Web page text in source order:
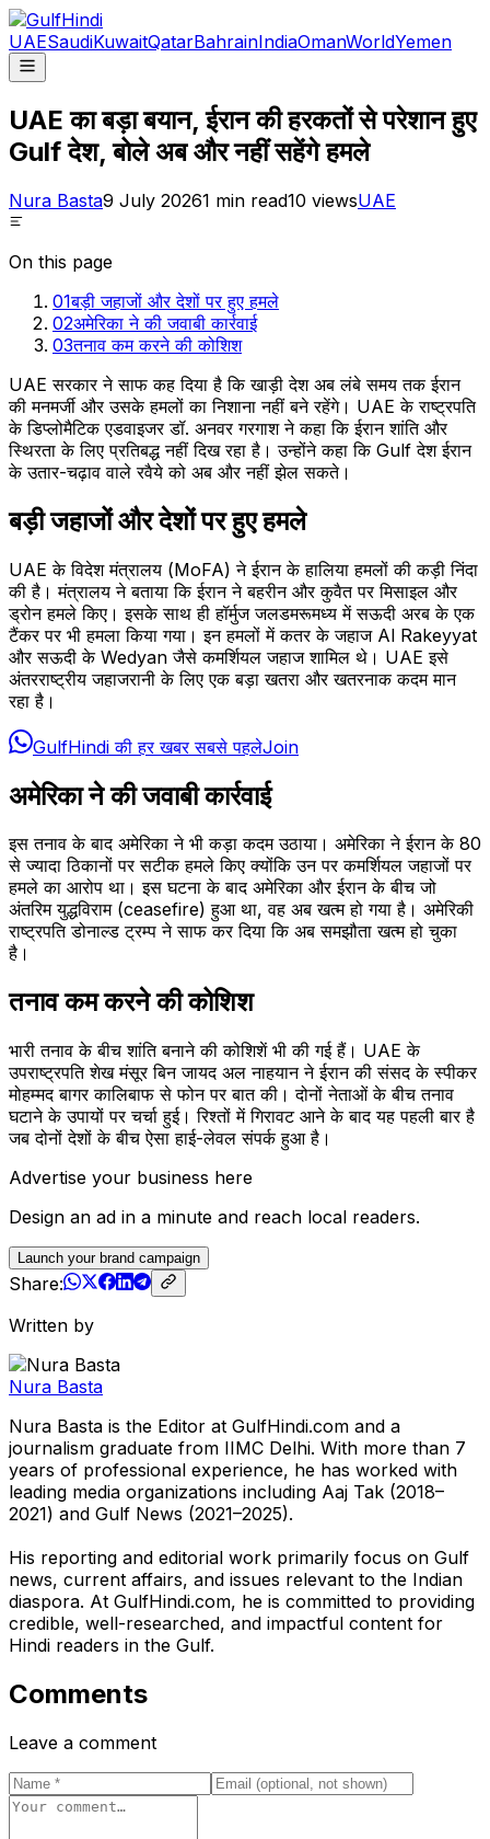
UAESaudiKuwaitQatarBahrainIndiaOmanWorldYemen
UAE का बड़ा बयान, ईरान की हरकतों से परेशान हुए
Gulf देश, बोले अब और नहीं सहेंगे हमले
Nura Basta9 July 20261 min read10 viewsUAE
On this page
01बड़ी जहाजों और देशों पर हुए हमले
02अमेरिका ने की जवाबी कार्रवाई
03तनाव कम करने की कोशिश
UAE सरकार ने साफ कह दिया है कि खाड़ी देश अब लंबे समय तक ईरान
की मनमर्जी और उसके हमलों का निशाना नहीं बने रहेंगे। UAE के राष्ट्रपति
के डिप्लोमैटिक एडवाइजर डॉ. अनवर गरगाश ने कहा कि ईरान शांति और
स्थिरता के लिए प्रतिबद्ध नहीं दिख रहा है। उन्होंने कहा कि Gulf देश ईरान
के उतार-चढ़ाव वाले रवैये को अब और नहीं झेल सकते।
बड़ी जहाजों और देशों पर हुए हमले
UAE के विदेश मंत्रालय (MoFA) ने ईरान के हालिया हमलों की कड़ी निंदा
की है। मंत्रालय ने बताया कि ईरान ने बहरीन और कुवैत पर मिसाइल और
ड्रोन हमले किए। इसके साथ ही हॉर्मुज जलडमरूमध्य में सऊदी अरब के एक
टैंकर पर भी हमला किया गया। इन हमलों में कतर के जहाज Al Rakeyyat
और सऊदी के Wedyan जैसे कमर्शियल जहाज शामिल थे। UAE इसे
अंतरराष्ट्रीय जहाजरानी के लिए एक बड़ा खतरा और खतरनाक कदम मान
रहा है।
GulfHindi की हर खबर सबसे पहलेJoin
अमेरिका ने की जवाबी कार्रवाई
इस तनाव के बाद अमेरिका ने भी कड़ा कदम उठाया। अमेरिका ने ईरान के 80
से ज्यादा ठिकानों पर सटीक हमले किए क्योंकि उन पर कमर्शियल जहाजों पर
हमले का आरोप था। इस घटना के बाद अमेरिका और ईरान के बीच जो
अंतरिम युद्धविराम (ceasefire) हुआ था, वह अब खत्म हो गया है। अमेरिकी
राष्ट्रपति डोनाल्ड ट्रम्प ने साफ कर दिया कि अब समझौता खत्म हो चुका
है।
तनाव कम करने की कोशिश
भारी तनाव के बीच शांति बनाने की कोशिशें भी की गई हैं। UAE के
उपराष्ट्रपति शेख मंसूर बिन जायद अल नाहयान ने ईरान की संसद के स्पीकर
मोहम्मद बागर कालिबाफ से फोन पर बात की। दोनों नेताओं के बीच तनाव
घटाने के उपायों पर चर्चा हुई। रिश्तों में गिरावट आने के बाद यह पहली बार है
जब दोनों देशों के बीच ऐसा हाई-लेवल संपर्क हुआ है।
Advertise your business here
Design an ad in a minute and reach local readers.
Launch your brand campaign
Share:
Written by
Nura Basta
Nura Basta is the Editor at GulfHindi.com and a
journalism graduate from IIMC Delhi. With more than 7
years of professional experience, he has worked with
leading media organizations including Aaj Tak (2018–
2021) and Gulf News (2021–2025).
His reporting and editorial work primarily focus on Gulf
news, current affairs, and issues relevant to the Indian
diaspora. At GulfHindi.com, he is committed to providing
credible, well-researched, and impactful content for
Hindi readers in the Gulf.
Comments
Leave a comment